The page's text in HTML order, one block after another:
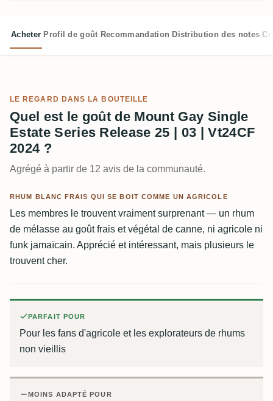
Acheter Profil de goût Recommandation Distribution des notes
LE REGARD DANS LA BOUTEILLE
Quel est le goût de Mount Gay Single
Estate Series Release 25 | 03 | Vt24CF
2024 ?
Agrégé à partir de 12 avis de la communauté.
RHUM BLANC FRAIS QUI SE BOIT COMME UN AGRICOLE
Les membres le trouvent vraiment surprenant — un rhum
de mélasse au goût frais et végétal de canne, ni agricole ni
funk jamaïcain. Apprécié et intéressant, mais plusieurs le
trouvent cher.
PARFAIT POUR
Pour les fans d'agricole et les explorateurs de rhums
non vieillis
MOINS ADAPTÉ POUR